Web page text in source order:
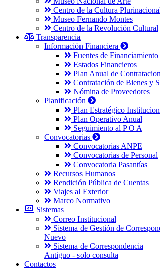
Centro de la Cultura
Museo Fernando Montes
Centro de la Revolución Cultural
Transparencia
Información Financiera
Fuentes de Financiamiento
Estados Financieros
Plan Anual de
Contratación de Bienes y
Nómina de Proveedores
Planificación
Plan Estratégico
Plan Operativo Anual
Seguimiento al P O A
Convocatorias
Convocatorias ANPE
Convocatorias de Personal
Convocatoria Pasantías
Recursos Humanos
Rendición Pública de Cuentas
Viajes al Exterior
Marco Normativo
Sistemas
Correo Institucional
Sistema de Gestión de
Nuevo
Sistema de Correspondencia
Antiguo - solo consulta
Contactos